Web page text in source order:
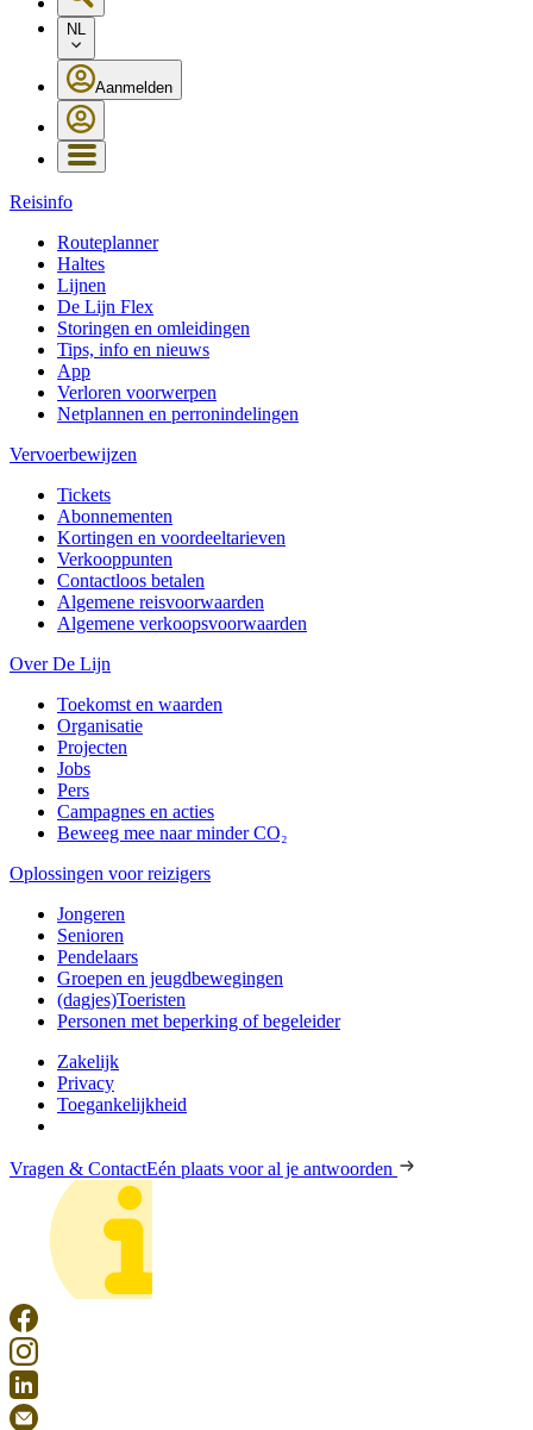
NL
Aanmelden
Reisinfo
Routeplanner
Haltes
Lijnen
De Lijn Flex
Storingen en omleidingen
Tips, info en nieuws
App
Verloren voorwerpen
Netplannen en perronindelingen
Vervoerbewijzen
Tickets
Abonnementen
Kortingen en voordeeltarieven
Verkooppunten
Contactloos betalen
Algemene reisvoorwaarden
Algemene verkoopsvoorwaarden
Over De Lijn
Toekomst en waarden
Organisatie
Projecten
Jobs
Pers
Campagnes en acties
Beweeg mee naar minder CO₂
Oplossingen voor reizigers
Jongeren
Senioren
Pendelaars
Groepen en jeugdbewegingen
(dagjes)Toeristen
Personen met beperking of begeleider
Zakelijk
Privacy
Toegankelijkheid
Vragen & ContactEén plaats voor al je antwoorden